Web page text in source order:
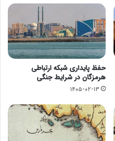
حفظ پایداری شبکه ارتباطی
هرمزگان در شرایط جنگی
۱۴۰۵-۰۲-۱۳